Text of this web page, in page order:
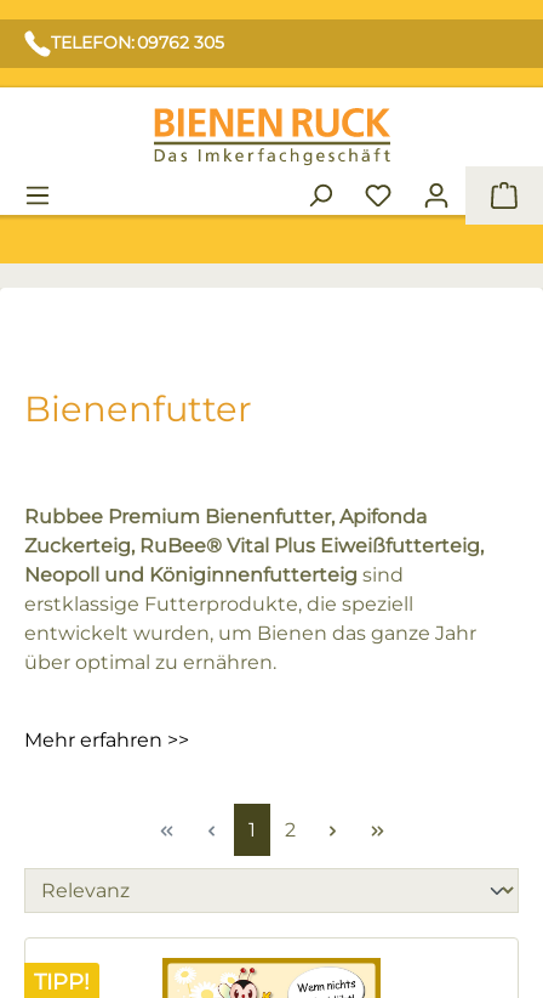
TELEFON: 09762 305
Bienenfutter
Rubbee Premium Bienenfutter, Apifonda
Zuckerteig, RuBee® Vital Plus Eiweißfutterteig,
Neopoll und Königinnenfutterteig sind
erstklassige Futterprodukte, die speziell
entwickelt wurden, um Bienen das ganze Jahr
über optimal zu ernähren.
Mehr erfahren >>
Seite
1 Seite
2
TIPP!